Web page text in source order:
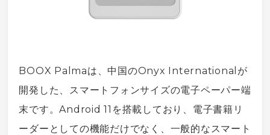
BOOX Palmaは、中国のOnyx Internationalが
開発した、
スマートフォンサイズの電子ペーパー端
末です。Android 11を搭載しており、 電子書籍 リ
ーダーとしての機能だけでなく、一般的な スマート